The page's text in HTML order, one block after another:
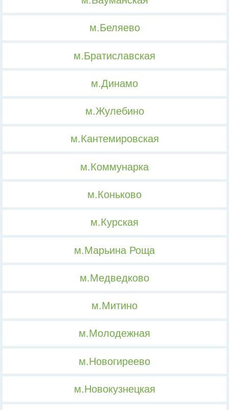
м.Беляево
м.Братиславская
м.Динамо
м.Жулебино
м.Кантемировская
м.Коммунарка
м.Коньково
м.Курская
м.Марьина Роща
м.Медведково
м.Митино
м.Молодежная
м.Новогиреево
м.Новокузнецкая